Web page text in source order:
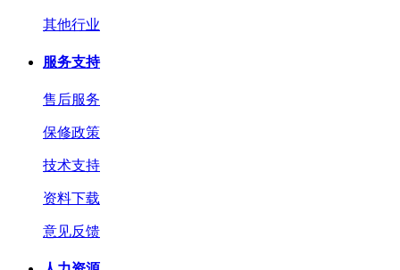
其他行业
服务支持
售后服务
保修政策
技术支持
资料下载
意见反馈